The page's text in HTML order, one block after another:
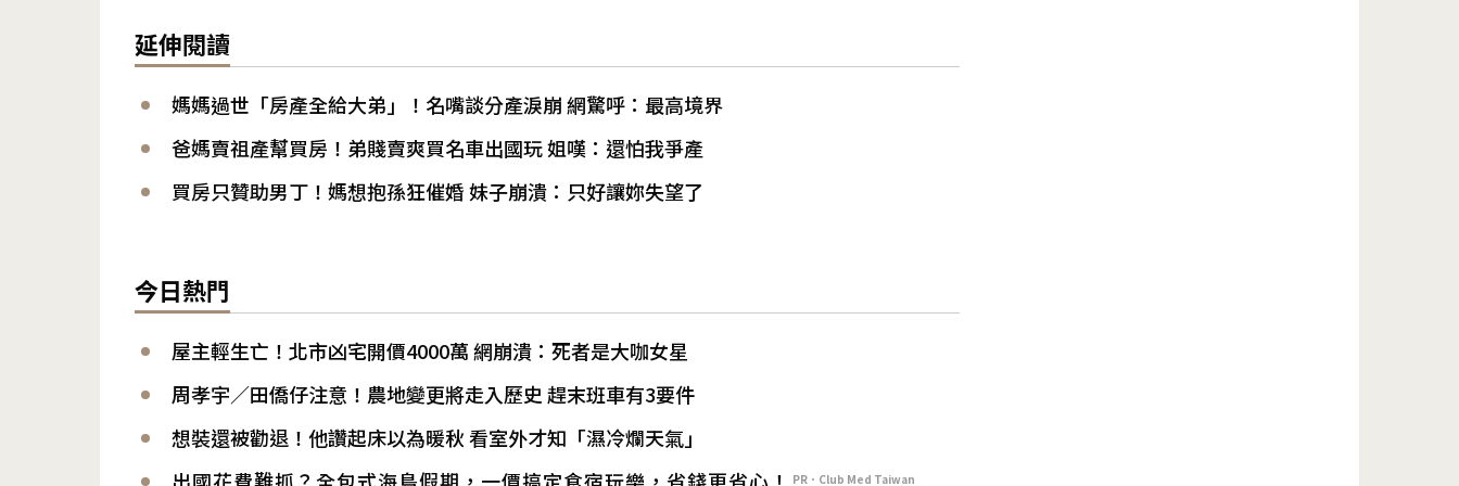
延伸閱讀
媽媽過世「房產全給大弟」！名嘴談分產淚崩 網驚呼：最高境界
爸媽賣祖產幫買房！弟賤賣爽買名車出國玩 姐嘆：還怕我爭產
買房只贊助男丁！媽想抱孫狂催婚 妹子崩潰：只好讓妳失望了
今日熱門
屋主輕生亡！北市凶宅開價4000萬 網崩潰：死者是大咖女星
周孝宇／田僑仔注意！農地變更將走入歷史 趕末班車有3要件
想裝還被勸退！他讚起床以為暖秋 看室外才知「濕冷爛天氣」
出國花費難抓？全包式海島假期，一價搞定食宿玩樂，省錢更省心！
PR．Club Med Taiwan